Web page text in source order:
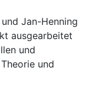
Jan-Henning
ausgearbeitet
und
und